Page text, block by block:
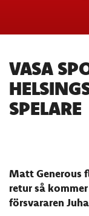
VASA
SPELARE
Matt Generous
retur så
försvararen